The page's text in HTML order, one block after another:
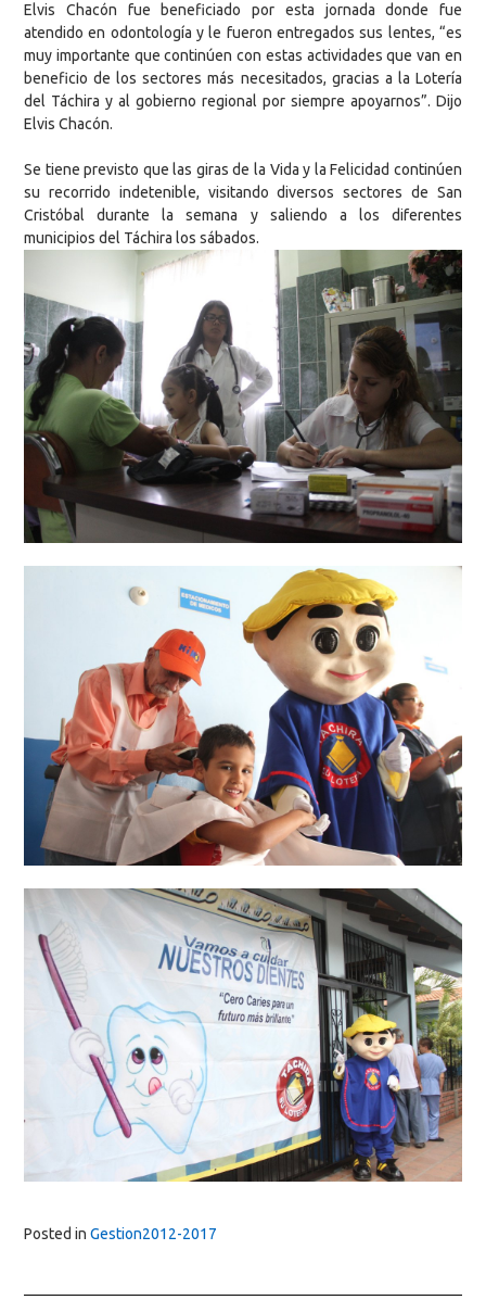
Elvis Chacón fue beneficiado por esta jornada donde fue
atendido en odontología y le fueron entregados sus lentes, “es
muy importante que continúen con estas actividades que van en
beneficio de los sectores más necesitados, gracias a la Lotería
del Táchira y al gobierno regional por siempre apoyarnos”. Dijo
Elvis Chacón.
Se tiene previsto que las giras de la Vida y la Felicidad continúen
su recorrido indetenible, visitando diversos sectores de San
Cristóbal durante la semana y saliendo a los diferentes
municipios del Táchira los sábados.⁠⁠⁠⁠
Posted in Gestion2012-2017